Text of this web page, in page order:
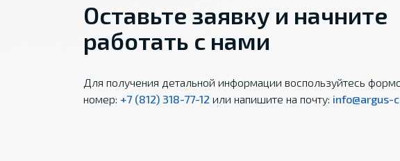
Оставьте заявку и начните
работать с нами
Для получения детальной информации воспользуйтесь
номер: +7 (812) 318-77-12 или напишите на почту: info@argus-